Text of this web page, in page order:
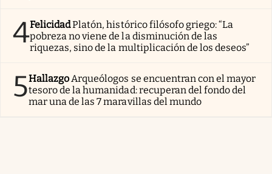
4FelicidadPlatón, histórico filósofo griego: “La
pobreza no viene de la disminución de las
riquezas, sino de la multiplicación de los deseos”
5HallazgoArqueólogos se encuentran con el mayor
tesoro de la humanidad: recuperan del fondo del
mar una de las 7 maravillas del mundo